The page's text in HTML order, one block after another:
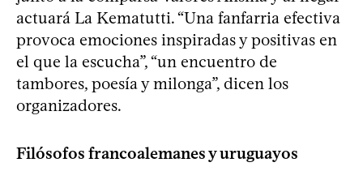
actuará La Kematutti. “Una fanfarria efectiva
provoca emociones inspiradas y positivas en
el que la escucha”, “un encuentro de
tambores, poesía y milonga”, dicen los
organizadores.
Filósofos francoalemanes y uruguayos